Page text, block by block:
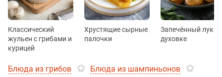
Классический
жульен с грибами и
курицей
Хрустящие сырные
палочки
Запечённый лук в
духовке
Блюда из грибов
Блюда из шампиньонов